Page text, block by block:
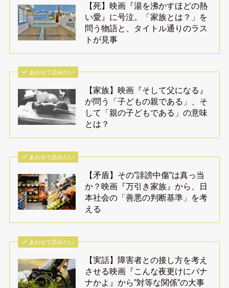
【死】映画『湯を沸かすほどの熱
い愛』に号泣。「家族とは？」を
問う物語と、タイトル通りのラス
トが見事
あわせて読みたい
【家族】映画『そして父になる』
が問う「子どもの親である」、そ
して「親の子どもである」の意味
とは？
あわせて読みたい
【矛盾】その”誹謗中傷”は真っ当
か？映画『万引き家族』から、日
本社会の「善悪の判断基準」を考
える
あわせて読みたい
【実話】障害者との接し方を考え
させる映画『こんな夜更けにバナ
ナかよ』から”対等な関係”の大事